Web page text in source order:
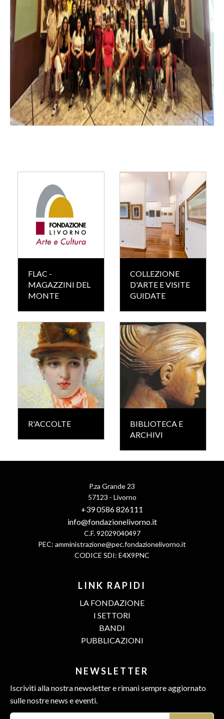
FLAC -
MAGAZZINI DEL
MONTE
COLLEZIONE
D'ARTE E VISITE
GUIDATE
R'ACCOLTE
BIBLIOTECA E
ARCHIVI
P.za Grande 23
57123 - Livorno
+39 0586 826111
info@fondazionelivorno.it
C.F. 92029040497
PEC: amministrazione@pec.fondazionelivorno.it
CODICE SDI: E4X9PNC
LINK RAPIDI
LA FONDAZIONE
I SETTORI
BANDI
PUBBLICAZIONI
NEWSLETTER
Iscriviti alla nostra newsletter e rimani sempre aggiornato
sulle nostre news e eventi.